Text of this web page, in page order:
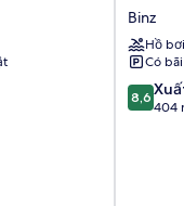
Binz-
Therme
Binz/
Binz
Binz
Hồ bơi
Có
8.6
trên
8,6
404